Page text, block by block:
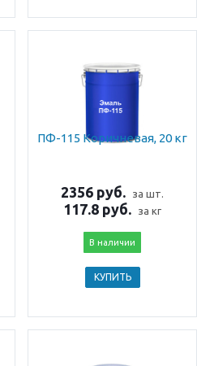
ПФ-115 Коричневая, 20 кг
2356 руб. за шт.
117.8 руб. за кг
В наличии
КУПИТЬ